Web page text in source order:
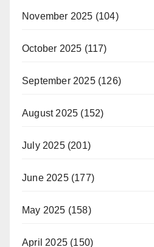
November 2025 (104)
October 2025 (117)
September 2025(126)
August 2025 (152)
July 2025(201)
June 2025(177)
May 2025 (158)
April 2025 (150)